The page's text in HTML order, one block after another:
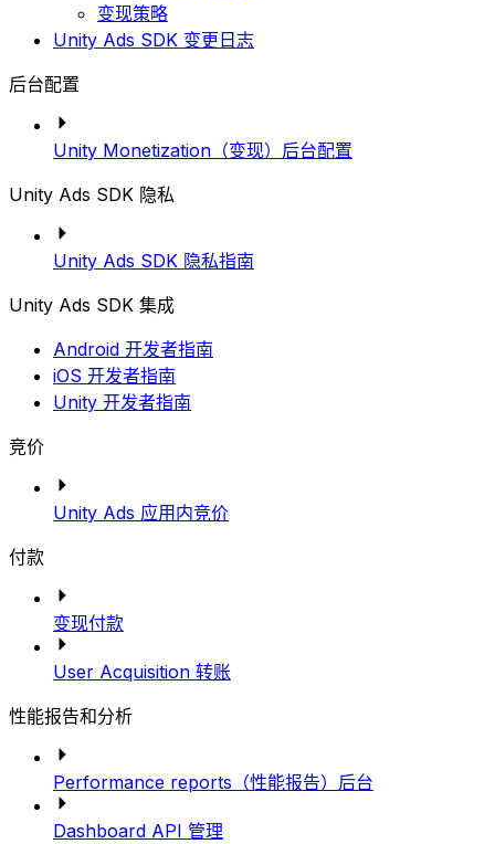
变现策略
Unity Ads SDK 变更日志
后台配置
Unity Monetization（变现）后台配置
Unity Ads SDK 隐私
Unity Ads SDK 隐私指南
Unity Ads SDK 集成
Android 开发者指南
iOS 开发者指南
Unity 开发者指南
竞价
Unity Ads 应用内竞价
付款
变现付款
User Acquisition 转账
性能报告和分析
Performance reports（性能报告）后台
Dashboard API 管理